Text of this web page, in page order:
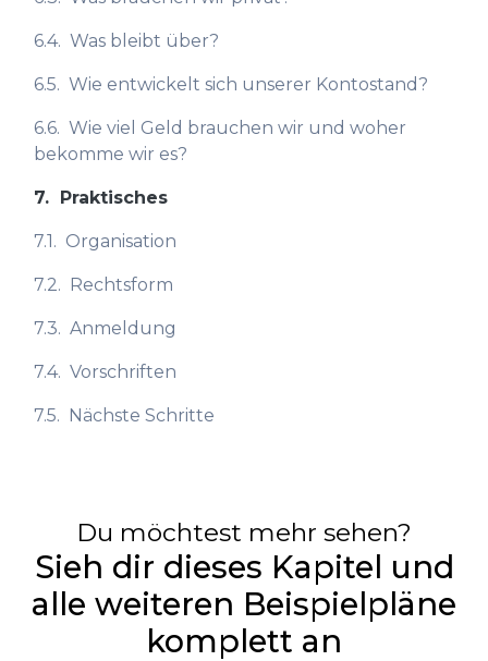
6.4. Was bleibt über?
6.5. Wie entwickelt sich unserer Kontostand?
6.6. Wie viel Geld brauchen wir und woher
bekomme wir es?
7. Praktisches
7.1. Organisation
7.2. Rechtsform
7.3. Anmeldung
7.4. Vorschriften
7.5. Nächste Schritte
Du möchtest mehr sehen?
Sieh dir dieses Kapitel und
alle weiteren Beispielpläne
komplett an